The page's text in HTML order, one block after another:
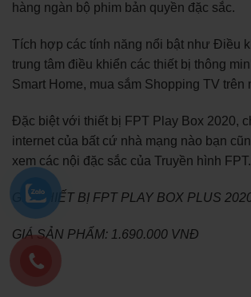
hàng ngàn bộ phim bản quyền đặc sắc.
Tích hợp các tính năng nổi bật như Điều
trung tâm điều khiển các thiết bị thông
Smart Home, mua sắm Shopping TV trên
Đặc biệt với thiết bị FPT Play Box 2020,
internet của bất cứ nhà mạng nào bạn
xem các nội đặc sắc của Truyền hình FPT.
GIÁ THIẾT BỊ FPT PLAY BOX PLUS
GIÁ SẢN PHẨM: 1.690.000 VNĐ